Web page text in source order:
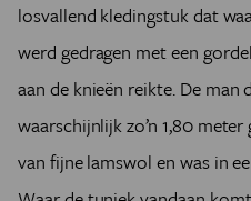
losvallend kledingstuk dat
werd gedragen met een
aan de knieën reikte. De man
waarschijnlijk zo’n 1,80
van fijne lamswol en was in